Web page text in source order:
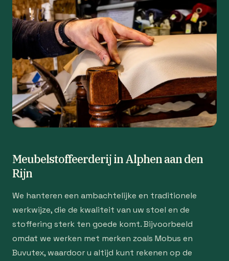
Meubelstoffeerderij in Alphen aan den
Rijn
We hanteren een ambachtelijke en traditionele
werkwijze, die de kwaliteit van uw stoel en de
stoffering sterk ten goede komt. Bijvoorbeeld
omdat we werken met merken zoals Mobus en
Buvutex, waardoor u altijd kunt rekenen op de